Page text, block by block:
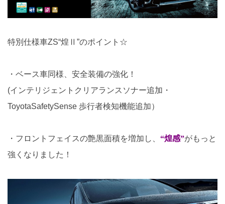
特別仕様車ZS“煌Ⅱ”のポイント☆
・ベース車同様、安全装備の強化！
(インテリジェントクリアランスソナー追加・
ToyotaSafetySense 歩行者検知機能追加）
・フロントフェイスの艶黒面積を増加し、 “煌感”がもっと
強くなりました！